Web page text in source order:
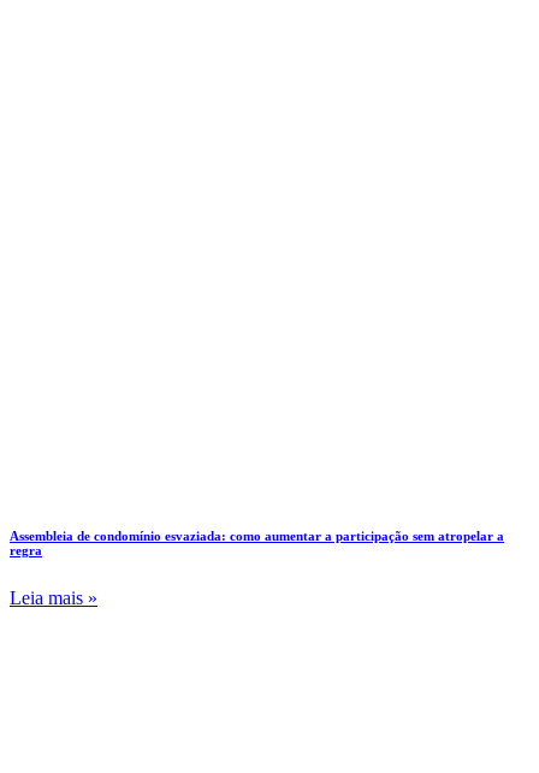
Assembleia de condomínio esvaziada: como aumentar a participação sem atropelar a
regra
Leia mais »